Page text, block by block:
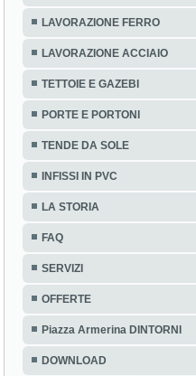
LAVORAZIONE FERRO
LAVORAZIONE ACCIAIO
TETTOIE E GAZEBI
PORTE E PORTONI
TENDE DA SOLE
INFISSI IN PVC
LA STORIA
FAQ
SERVIZI
OFFERTE
Piazza Armerina DINTORNI
DOWNLOAD